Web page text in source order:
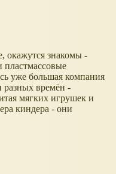
окажутся знакомы -
пластмассовые
уже большая компания
разных времён -
мягких игрушек и
киндера - они